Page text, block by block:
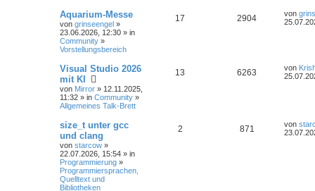
Aquarium-Messe
von grinseengel »
23.06.2026, 12:30 » in
Community »
Vorstellungsbereich
17 2904 von
Visual Studio 2026
mit KI
von Mirror » 12.11.2025,
11:32 » in Community »
Allgemeines Talk-Brett
13 6263 von
size_t unter gcc
und clang
von starcow »
22.07.2026, 15:54 » in
Programmierung »
Programmiersprachen,
Quelltext und
Bibliotheken
2 871 von